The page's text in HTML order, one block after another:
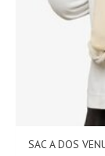
SAC A DOS